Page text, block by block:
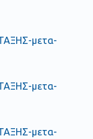
μετα-
μετα-
μετα-